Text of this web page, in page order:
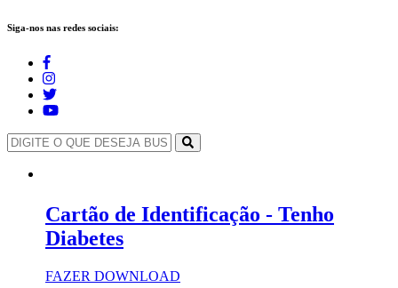
Siga-nos nas redes sociais:
Cartão de Identificação - Tenho
Diabetes
FAZER DOWNLOAD